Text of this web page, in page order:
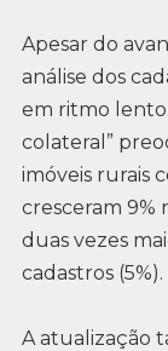
Apesar do
análise dos
em ritmo
colateral”
imóveis rurais
cresceram
duas vezes
cadastros (5%).
A atualização